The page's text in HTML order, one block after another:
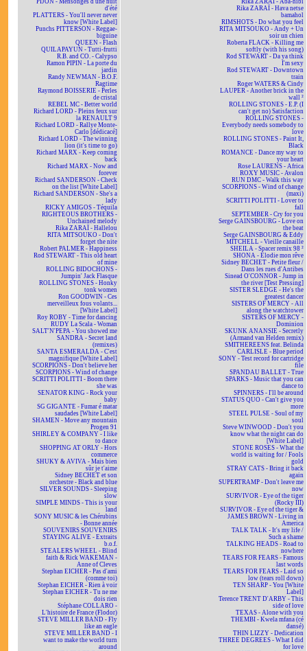
PIJON - Mensonges d'une nuit
d'été
PLATTERS - You'll never never
know [White Label]
Punchs PITTERSON - Reggae-
biguine
QUEEN - Flash
QUILAPAYUN - Tutti-frutti
R.B. and CO. - Calypso
Ramon PIPIN - La porte du
jardin
Randy NEWMAN - B.O.F.
Ragtime
Raymond BOISSERIE - Perles
de cristal
REBEL MC - Better world
Richard LORD - Pleins feux sur
la RENAULT 9
Richard LORD - Rallye Monte-
Carlo [dédicacé]
Richard LORD - The winning
lion (it's time to go)
Richard MARX - Keep coming
back
Richard MARX - Now and
forever
Richard SANDERSON - Check
on the list [White Label]
Richard SANDERSON - She's a
lady
RICKY AMIGOS - Téquila
RIGHTEOUS BROTHERS -
Unchained melody
Rika ZARAÏ - Hallelou
RITA MITSOUKO - Don't
forget the nite
Robert PALMER - Happiness
Rod STEWART - This old heart
of mine
ROLLING BIDOCHONS -
Jumpin' Jack Flasque
ROLLING STONES - Honky
tonk women
Ron GOODWIN - Ces
merveilleux fous volants...
[White Label]
Roy ROBY - Time for dancing
RUDY La Scala - Woman
SALT'N'PEPA - You showed me
SANDRA - Secret land
(remixes)
SANTA ESMERALDA - C'est
magnifique [White Label]
SCORPIONS - Don't believe her
SCORPIONS - Wind of change
SCRITTI POLITTI - Boom there
she was
SENATOR KING - Rock your
baby
SG GIGANTE - Fumar é matar
saudades [White Label]
SHAMEN - Move any mountain
Progen 91
SHIRLEY & COMPANY - I like
to dance
SHOPPING AT ORLY - Hors
commerce
SHUKY & AVIVA - Mais bien
sûr je t'aime
Sidney BECHET et son
orchestre - Black and blue
SILVER SOUNDS - Sleeping
slow
SIMPLE MINDS - This is your
land
SONY MUSIC & les Chérubins
- Bonne année
SOUVENIRS SOUVENIRS
STAYING ALIVE - Extraits
b.o.f.
STEALERS WHEEL - Blind
faith & Rick WAKEMAN -
Anne of Cleves
Stephan EICHER - Pas d'ami
(comme toi)
Stephan EICHER - Rien à voir
Stephan EICHER - Tu ne me
dois rien
Stéphane COLLARO -
L'histoire de France (Flodor)
STEVE MILLER BAND - Fly
like an eagle
STEVE MILLER BAND - I
want to make the world turn
around
Rika ZARAÏ - Aba-nibi
Rika ZARAÏ - Hava netse
bamahol
RIMSHOTS - Do what you feel
RITA MITSOUKO - Andy + Un
soir un chien
Roberta FLACK - Killing me
softly (with his song)
Rod STEWART - Da ya think
I'm sexy
Rod STEWART - Downtown
train
Roger WATERS & Cindy
LAUPER - Another brick in the
wall ²
ROLLING STONES - E.P. (I
can't get no) Satisfaction
ROLLING STONES -
Everybody needs somebody to
love
ROLLING STONES - Paint It,
Black
ROMANCE - Dance my way to
your heart
Rose LAURENS - Africa
ROXY MUSIC - Avalon
RUN DMC - Walk this way
SCORPIONS - Wind of change
(maxi)
SCRITTI POLITTI - Lover to
fall
SEPTEMBER - Cry for you
Serge GAINSBOURG - Love on
the beat
Serge GAINSBOURG & Eddy
MITCHELL - Vieille canaille
SHEILA - Spacer remix 98 ²
SHONA - Elodie mon rêve
Sidney BECHET - Petite fleur /
Dans les rues d'Antibes
Sinead O'CONNOR - Jump in
the river [Test Pressing]
SISTER SLEDGE - He's the
greatest dancer
SISTERS OF MERCY - All
along the watchtower
SISTERS OF MERCY -
Dominion
SKUNK ANANSIE - Secretly
(Armand van Helden remix)
SMITHEREENS feat. Belinda
CARLISLE - Blue period
SONY - Test record for cartridge
file
SPANDAU BALLET - True
SPARKS - Music that you can
dance to
SPINNERS - I'll be around
STATUS QUO - Can't give you
more
STEEL PULSE - Soul of my
soul
Steve WINWOOD - Don't you
know what the night can do
[White Label]
STONE ROSES - What the
world is waiting for / Fools
gold
STRAY CATS - Bring it back
again
SUPERTRAMP - Don't leave me
now
SURVIVOR - Eye of the tiger
(Rocky III)
SURVIVOR - Eye of the tiger &
JAMES BROWN - Living in
America
TALK TALK - It's my life /
Such a shame
TALKING HEADS - Road to
nowhere
TEARS FOR FEARS - Famous
last words
TEARS FOR FEARS - Laid so
low (tears roll down)
TEN SHARP - You [White
Label]
Terence TRENT D'ARBY - This
side of love
TEXAS - Alone with you
THEMBI - Kwela mfana (cé
dansé)
THIN LIZZY - Dedication
THREE DEGREES - What I did
for love